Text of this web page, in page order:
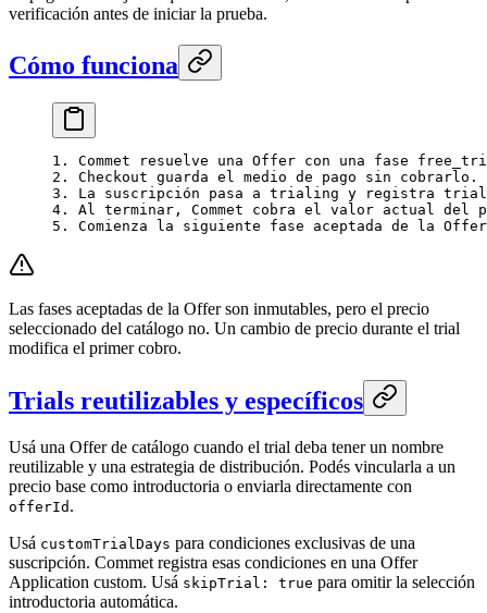
verificación antes de iniciar la prueba.
Cómo funciona
1. Commet resuelve una Offer con una fase
2. Checkout guarda el medio de pago sin cobrarlo.
3. La suscripción pasa a trialing y registra
4. Al terminar, Commet cobra el valor actual del
5. Comienza la siguiente fase aceptada de la
Las fases aceptadas de la Offer son inmutables, pero el precio
seleccionado del catálogo no. Un cambio de precio durante el trial
modifica el primer cobro.
Trials reutilizables y específicos
Usá una Offer de catálogo cuando el trial deba tener un nombre
reutilizable y una estrategia de distribución. Podés vincularla a un
precio base como introductoria o enviarla directamente con
offerId .
Usá customTrialDays para condiciones exclusivas de una
suscripción. Commet registra esas condiciones en una Offer
Application custom. Usá skipTrial: true para omitir la selección
introductoria automática.